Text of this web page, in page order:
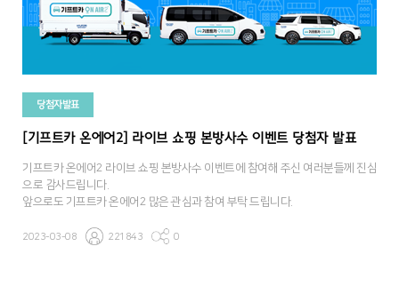
당첨자발표
[기프트카 온에어2] 라이브 쇼핑 본방사수 이벤트 당첨자 발표
기프트카 온에어2 라이브 쇼핑 본방사수 이벤트에 참여해 주신 여러분들께 진심
으로 감사드립니다.
앞으로도 기프트카 온에어2 많은 관심과 참여 부탁 드립니다.
2023-03-08 221843 0